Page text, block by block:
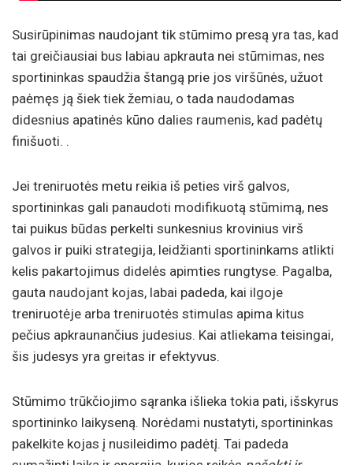
Susirūpinimas naudojant tik stūmimo presą yra tas, kad
tai greičiausiai bus labiau apkrauta nei stūmimas, nes
sportininkas spaudžia štangą prie jos viršūnės, užuot
paėmęs ją šiek tiek žemiau, o tada naudodamas
didesnius apatinės kūno dalies raumenis, kad padėtų
finišuoti. .
Jei treniruotės metu reikia iš peties virš galvos,
sportininkas gali panaudoti modifikuotą stūmimą, nes
tai puikus būdas perkelti sunkesnius krovinius virš
galvos ir puiki strategija, leidžianti sportininkams atlikti
kelis pakartojimus didelės apimties rungtyse. Pagalba,
gauta naudojant kojas, labai padeda, kai ilgoje
treniruotėje arba treniruotės stimulas apima kitus
pečius apkraunančius judesius. Kai atliekama teisingai,
šis judesys yra greitas ir efektyvus.
Stūmimo trūkčiojimo sąranka išlieka tokia pati, išskyrus
sportininko laikyseną. Norėdami nustatyti, sportininkas
pakelkite kojas į nusileidimo padėtį. Tai padeda